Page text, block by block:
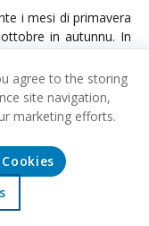
i mesi di primavera
in autunnu. In
è i giardini di a
perfettu per
attraversu attività à
hè dinò un bonu
sò minurite è e
stupendu per
quelli chì gudiscenu
mercati di Natale
pò esse più fretu.
agree to the storing
site navigation,
marketing efforts.